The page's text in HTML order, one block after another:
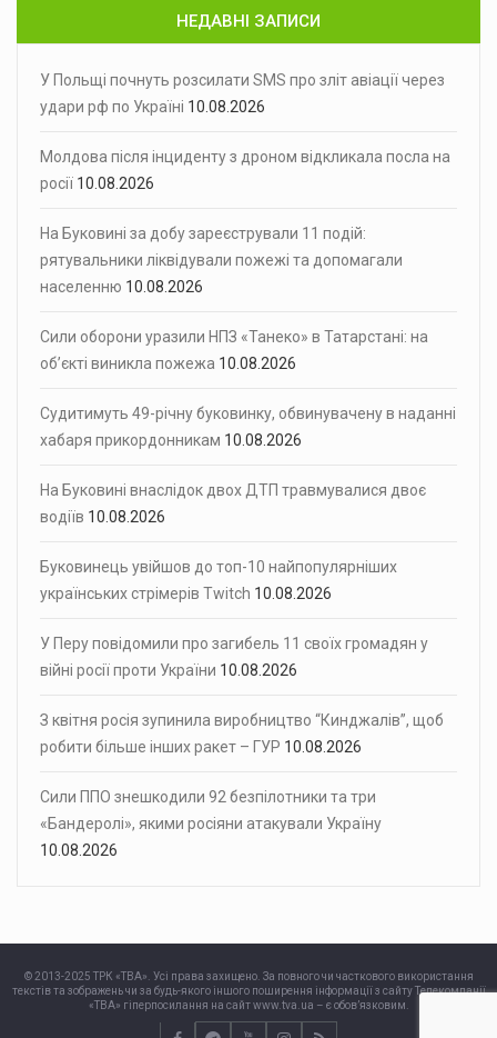
НЕДАВНІ ЗАПИСИ
У Польщі почнуть розсилати SMS про зліт авіації через
удари рф по Україні 10.08.2026
Молдова після інциденту з дроном відкликала посла на
росії 10.08.2026
На Буковині за добу зареєстрували 11 подій:
рятувальники ліквідували пожежі та допомагали
населенню 10.08.2026
Сили оборони уразили НПЗ «Танеко» в Татарстані: на
об’єкті виникла пожежа 10.08.2026
Судитимуть 49-річну буковинку, обвинувачену в наданні
хабаря прикордонникам 10.08.2026
На Буковині внаслідок двох ДТП травмувалися двоє
водіїв 10.08.2026
Буковинець увійшов до топ-10 найпопулярніших
українських стрімерів Twitch 10.08.2026
У Перу повідомили про загибель 11 своїх громадян у
війні росії проти України 10.08.2026
З квітня росія зупинила виробництво “Кинджалів”, щоб
робити більше інших ракет – ГУР 10.08.2026
Сили ППО знешкодили 92 безпілотники та три
«Бандеролі», якими росіяни атакували Україну
10.08.2026
© 2013-2025 ТРК «ТВА». Усі права захищено. За повного чи часткового використання
текстів та зображень чи за будь-якого іншого поширення інформації з сайту Телекомпанії
«ТВА» гіперпосилання на сайт www.tva.ua – є обов’язковим.